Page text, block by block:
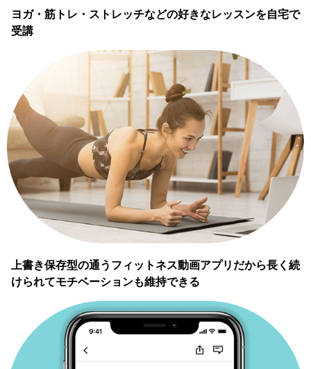
ヨガ・筋トレ・ストレッチなどの好きなレッスンを自宅で
受講
上書き保存型の通うフィットネス動画アプリだから長く続
けられてモチベーションも維持できる